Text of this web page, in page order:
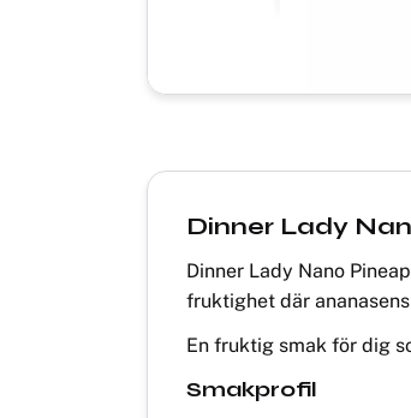
Dinner Lady
Dinner Lady Nano
fruktighet där
En fruktig smak för dig
Smakprofil